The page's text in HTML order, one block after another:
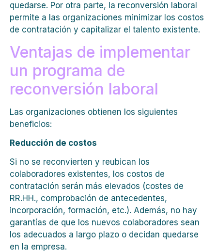
quedarse. Por otra parte, la reconversión laboral
permite a las organizaciones minimizar los costos
de contratación y capitalizar el talento existente.
Ventajas de implementar
un programa de
reconversión laboral
Las organizaciones obtienen los siguientes
beneficios:
Reducción de costos
Si no se reconvierten y reubican los
colaboradores existentes, los costos de
contratación serán más elevados (costes de
RR.HH., comprobación de antecedentes,
incorporación, formación, etc.). Además, no hay
garantías de que los nuevos colaboradores sean
los adecuados a largo plazo o decidan quedarse
en la empresa.